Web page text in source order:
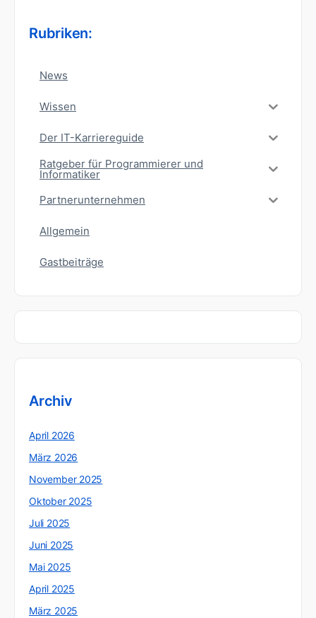
Rubriken:
News
Wissen
Der IT-Karriereguide
Ratgeber für Programmierer und
Informatiker
Partnerunternehmen
Allgemein
Gastbeiträge
Archiv
April 2026
März 2026
November 2025
Oktober 2025
Juli 2025
Juni 2025
Mai 2025
April 2025
März 2025